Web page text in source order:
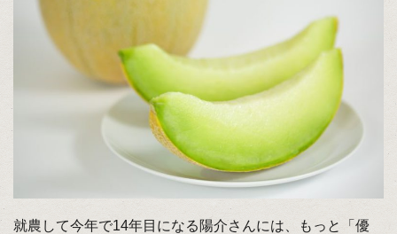
就農して今年で14年目になる陽介さんには、もっと「優